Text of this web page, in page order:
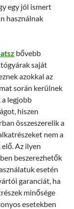
egy jól ismert
használnak
bővebb
saját
azokkal az
során kerülnek
a legjobb
hiszen
összeszerelik a
nem a
Az ilyen
beszerezhetők
esetén
garanciát, ha
minősége
esetekben